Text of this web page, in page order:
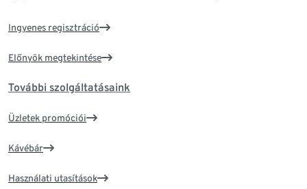
Ingyenes regisztráció
Előnyök megtekintése
További szolgáltatásaink
Üzletek promóciói
Kávébár
Használati utasítások